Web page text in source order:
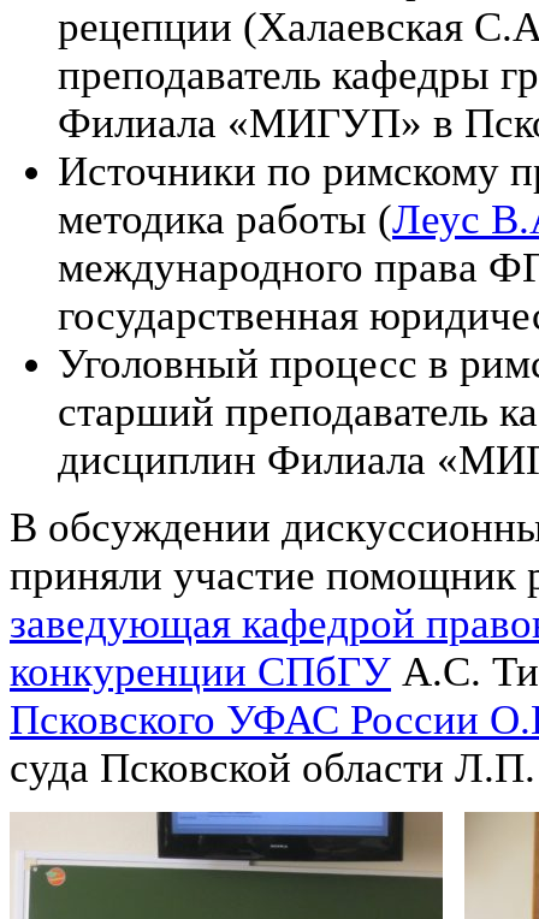
рецепции (Халаевская
преподаватель кафедры
Филиала «МИГУП» в
Источники по римскому
методика работы (Леус
международного права
государственная
Уголовный процесс в
старший преподаватель
дисциплин Филиала
В обсуждении
приняли участие помощник
заведующая кафедрой
конкуренции СПбГУ А.С.
Псковского УФАС России
суда Псковской области